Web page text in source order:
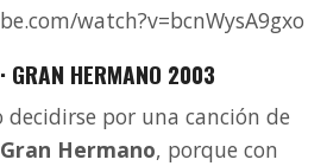
watch?v=bcnWysA9gxo
GRAN HERMANO 2003
decidirse por una canción de
Gran Hermano, porque con